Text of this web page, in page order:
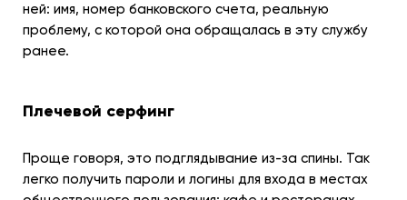
ней: имя, номер банковского счета, реальную
проблему, с которой она обращалась в эту службу
ранее.
Плечевой серфинг
Проще говоря, это подглядывание из-за спины. Так
легко получить пароли и логины для входа в местах